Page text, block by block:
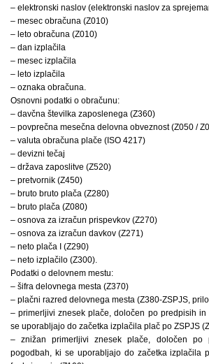
– elektronski naslov (elektronski naslov za
– mesec obračuna (Z010)
– leto obračuna (Z010)
– dan izplačila
– mesec izplačila
– leto izplačila
– oznaka obračuna.
Osnovni podatki o obračunu:
– davčna številka zaposlenega (Z360)
– povprečna mesečna delovna obveznost (Z050 /
– valuta obračuna plače (ISO 4217)
– devizni tečaj
– država zaposlitve (Z520)
– pretvornik (Z450)
– bruto bruto plača (Z280)
– bruto plača (Z080)
– osnova za izračun prispevkov (Z270)
– osnova za izračun davkov (Z271)
– neto plača I (Z290)
– neto izplačilo (Z300).
Podatki o delovnem mestu:
– šifra delovnega mesta (Z370)
– plačni razred delovnega mesta (Z380-ZSPJS,
– primerljivi znesek plače, določen po predpisih in
se uporabljajo do začetka izplačila plač po ZSPJS
– znižan primerljivi znesek plače, določen po
pogodbah, ki se uporabljajo do začetka izplačila